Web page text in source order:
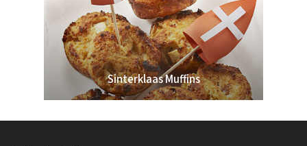
Sinterklaas Muffins